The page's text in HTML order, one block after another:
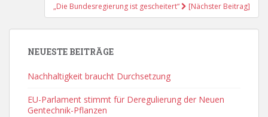
„Die Bundesregierung ist gescheitert“ [Nächster Beitrag]
NEUESTE BEITRÄGE
Nachhaltigkeit braucht Durchsetzung
EU-Parlament stimmt für Deregulierung der Neuen
Gentechnik-Pflanzen